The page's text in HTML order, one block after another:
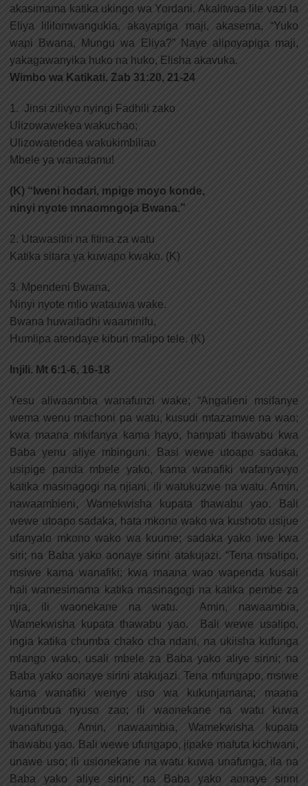
akasimama katika ukingo wa Yordani. Akalitwaa lile vazi la
Eliya lililomwangukia, akayapiga maji, akasema, “Yuko
wapi Bwana, Mungu wa Eliya?” Naye alipoyapiga maji,
yakagawanyika huko na huko, Elisha akavuka.
Wimbo wa Katikati. Zab 31:20, 21-24
1. Jinsi zilivyo nyingi Fadhili zako
Ulizowawekea wakuchao;
Ulizowatendea wakukimbiliao
Mbele ya wanadamu!
(K) “Iweni hodari, mpige moyo konde,
ninyi nyote mnaomngoja Bwana.”
2. Utawasitiri na fitina za watu
Katika sitara ya kuwapo kwako. (K)
3. Mpendeni Bwana,
Ninyi nyote mlio watauwa wake.
Bwana huwaifadhi waaminifu,
Humlipa atendaye kiburi malipo tele. (K)
Injili. Mt 6:1-6, 16-18
Yesu aliwaambia wanafunzi wake; “Angalieni msifanye
wema wenu machoni pa watu, kusudi mtazamwe na wao;
kwa maana mkifanya kama hayo, hampati thawabu kwa
Baba yenu aliye mbinguni. Basi wewe utoapo sadaka,
usipige panda mbele yako, kama wanafiki wafanyavyo
katika masinagogi na njiani, ili watukuzwe na watu. Amin,
nawaambieni, Wamekwisha kupata thawabu yao. Bali
wewe utoapo sadaka, hata mkono wako wa kushoto usijue
ufanyalo mkono wako wa kuume; sadaka yako iwe kwa
siri; na Baba yako aonaye sirini atakujazi. “Tena msalipo,
msiwe kama wanafiki; kwa maana wao wapenda kusali
hali wamesimama katika masinagogi na katika pembe za
njia, ili waonekane na watu. Amin, nawaambia,
Wamekwisha kupata thawabu yao. Bali wewe usalipo,
ingia katika chumba chako cha ndani, na ukiisha kufunga
mlango wako, usali mbele za Baba yako aliye sirini; na
Baba yako aonaye sirini atakujazi. Tena mfungapo, msiwe
kama wanafiki wenye uso wa kukunjamana; maana
hujiumbua nyuso zao; ili waonekane na watu kuwa
wanafunga, Amin, nawaambia, Wamekwisha kupata
thawabu yao. Bali wewe ufungapo, jipake mafuta kichwani,
unawe uso; ili usionekane na watu kuwa unafunga, ila na
Baba yako aliye sirini; na Baba yako aonaye sirini